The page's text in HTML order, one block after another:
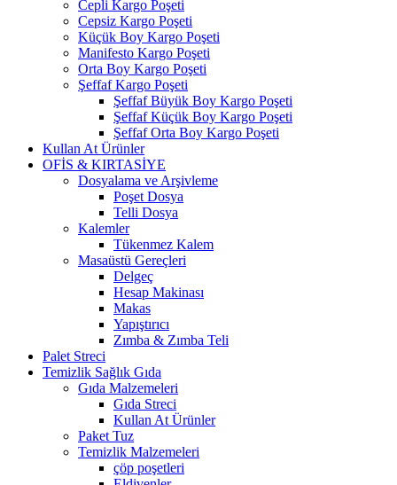
Cepli Kargo Poşeti
Cepsiz Kargo Poşeti
Küçük Boy Kargo Poşeti
Manifesto Kargo Poşeti
Orta Boy Kargo Poşeti
Şeffaf Kargo Poşeti
Şeffaf Büyük Boy Kargo Poşeti
Şeffaf Küçük Boy Kargo Poşeti
Şeffaf Orta Boy Kargo Poşeti
Kullan At Ürünler
OFİS & KIRTASİYE
Dosyalama ve Arşivleme
Poşet Dosya
Telli Dosya
Kalemler
Tükenmez Kalem
Masaüstü Gereçleri
Delgeç
Hesap Makinası
Makas
Yapıştırıcı
Zımba & Zımba Teli
Palet Streci
Temizlik Sağlık Gıda
Gıda Malzemeleri
Gıda Streci
Kullan At Ürünler
Paket Tuz
Temizlik Malzemeleri
çöp poşetleri